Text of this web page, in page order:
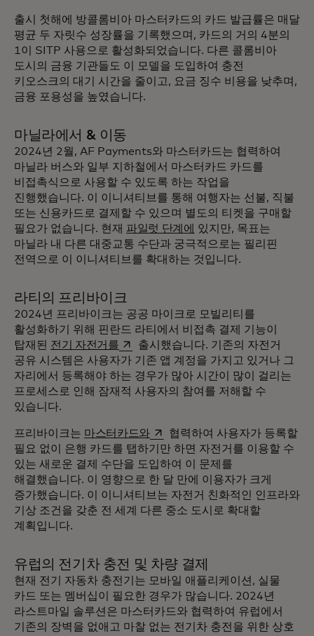
출시 첫해에 방콜롬비아 마스터카드의 카드 발급률은 매달
평균 두 자릿수 성장률을 기록했으며, 카드의 거의 4분의
1이 SITP 사용으로 활성화되었습니다. 다른 콜롬비아
도시의 금융 기관들도 이 모델을 도입하여 충전
키오스크의 대기 시간을 줄이고, 요금 징수 비용을 낮추며,
금융 포용성을 높였습니다.
마닐라에서 & 이동
2024년 2월, AF Payments와 마스터카드는 협력하여
마닐라 버스와 일부 지하철에서 마스터카드 카드를
비접촉식으로 사용할 수 있도록 하는 작업을
진행했습니다. 이 이니셔티브를 통해 여행자는 선불, 직불
또는 신용카드로 결제할 수 있으며 별도의 티켓을 구매할
필요가 없습니다. 현재 파일럿 단계에
있지만, 목표는
마닐라 내 다른 대중교통 수단과 궁극적으로는 필리핀
전역으로 이 이니셔티브를 확대하는 것입니다.
라티의 프리바이크
2024년 프리바이크는 공공 마이크로 모빌리티를
활성화하기 위해 핀란드 라티에서 비접촉 결제 기능이
탑재된 전기 자전거를새 탭에서 열림
출시했습니다. 기존의 자전거
공유 시스템은 사용자가 기존 앱 계정을 가지고 있거나 그
자리에서 등록해야 하는 경우가 많아 시간이 많이 걸리는
프로세스로 인해 잠재적 사용자의 참여를 저해할 수
있습니다.
프리바이크는 마스터카드와새 탭에서 열림
협력하여 사용자가 등록할
필요 없이 은행 카드를 탭하기만 하면 자전거를 이용할 수
있는 새로운 결제 수단을 도입하여 이 문제를
해결했습니다. 이 영향으로 한 달 만에 이용자가 크게
증가했습니다. 이 이니셔티브는 자전거 친화적인 인프라와
기상 조건을 갖춘 전 세계 다른 중소 도시로 확대할
계획입니다.
유럽의 전기차 충전 및 차량 결제
현재 전기 자동차 충전기는 모바일 애플리케이션, 실물
카드 또는 멤버십이 필요한 경우가 많습니다. 2024년
라스트마일 솔루션은 마스터카드와 협력하여 유럽에서
기존의 장벽을 없애고 마찰 없는 전기차 충전을 위한 상호